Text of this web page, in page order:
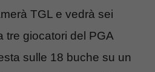
TGL e vedrà sei
tre giocatori del PGA
sulle 18 buche su un